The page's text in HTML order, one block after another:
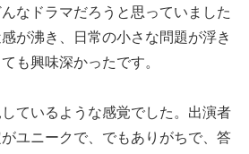
なドラマだろうと思っていました
が沸き、日常の小さな問題が浮き
も興味深かったです。
ているような感覚でした。出演者
ユニークで、でもありがちで、答